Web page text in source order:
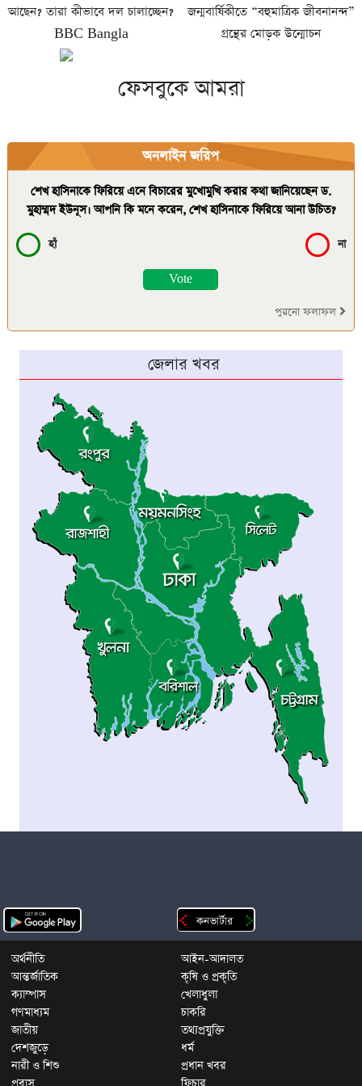
আছেন? তারা কীভাবে দল চালাচ্ছেন?
BBC Bangla
জন্মবার্ষিকীতে “বহুমাত্রিক জীবনানন্দ”
গ্রন্থের মোড়ক উন্মোচন
ফেসবুকে আমরা
অনলাইন জরিপ
শেখ হাসিনাকে ফিরিয়ে এনে বিচারের মুখোমুখি করার কথা জানিয়েছেন ড.
মুহাম্মদ ইউনূস। আপনি কি মনে করেন, শেখ হাসিনাকে ফিরিয়ে আনা উচিত?
হাঁ না
পুরনো ফলাফল
জেলার খবর
অর্থনীতি
আইন-আদালত
আন্তর্জাতিক
কৃষি ও প্রকৃতি
ক্যাম্পাস
খেলাধুলা
গণমাধ্যম
চাকরি
জাতীয়
তথ্যপ্রযুক্তি
দেশজুড়ে
ধর্ম
নারী ও শিশু
প্রধান খবর